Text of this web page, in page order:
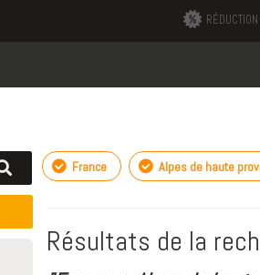
France Alpes de haute
Résultats de la